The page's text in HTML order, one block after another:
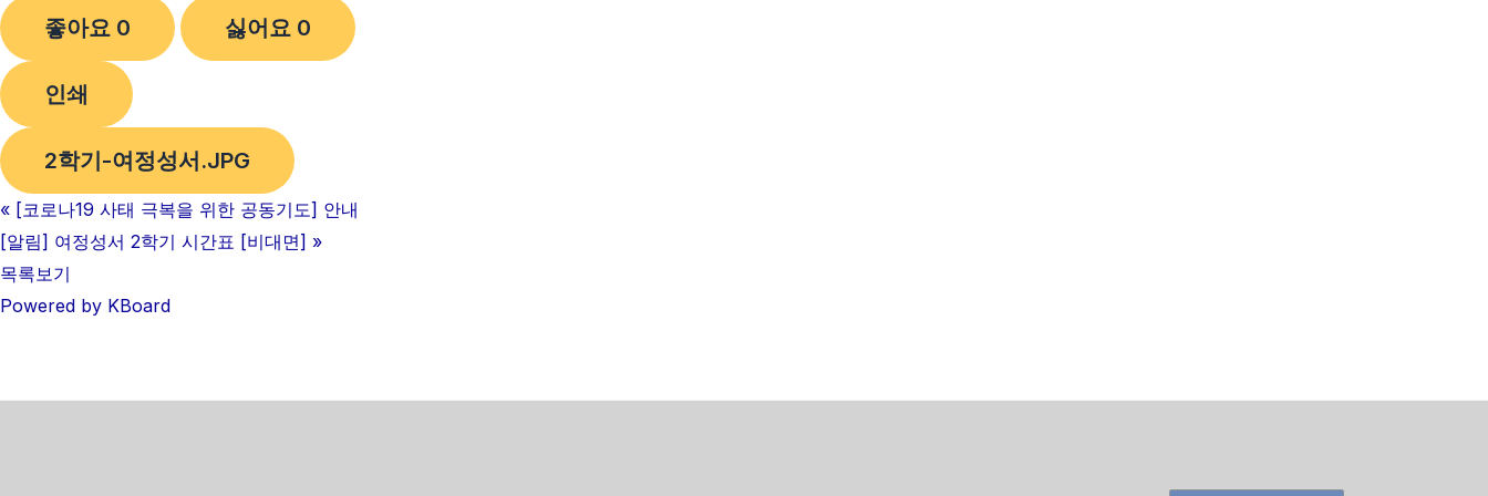
좋아요 0 싫어요 0
인쇄
2학기-여정성서.JPG
« [코로나19 사태 극복을 위한 공동기도] 안내
[알림] 여정성서 2학기 시간표 [비대면] »
목록보기
Powered by KBoard